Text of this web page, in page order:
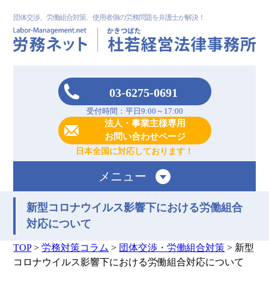
団体交渉、労働組合対策、使用者側の労務問題を弁護士が解決！
03-6275-0691
受付時間：平日9:00～17:00
法人・事業主様専用
お問い合わせページ
日本全国に対応しております！
メニュー
新型コロナウイルス影響下における労働組合
対応について
TOP>労務対策コラム > 団体交渉・労働組合対策 > 新型
コロナウイルス影響下における労働組合対応について